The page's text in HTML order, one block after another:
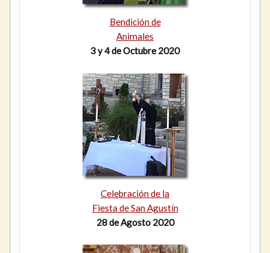
Bendición de
Animales
3 y 4 de Octubre 2020
Celebración de la
Fiesta de San Agustín
28 de Agosto 2020